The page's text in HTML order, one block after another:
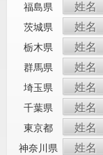
福島県 姓名
茨城県 姓名
栃木県 姓名
群馬県 姓名
埼玉県 姓名
千葉県 姓名
東京都 姓名
神奈川県 姓名